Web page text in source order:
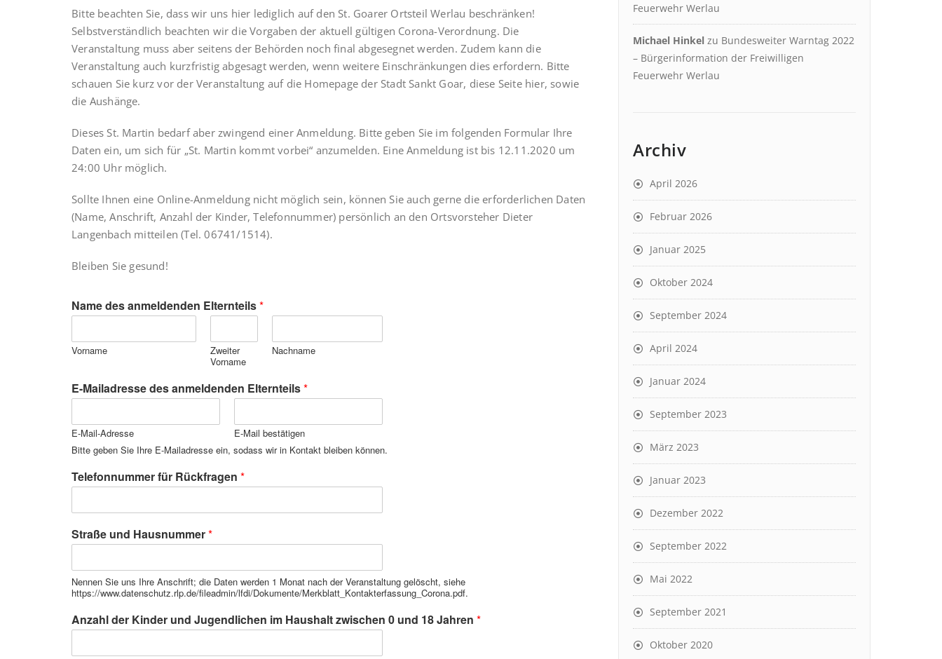
Bitte beachten Sie, dass wir uns hier lediglich auf den St. Goarer Ortsteil Werlau beschränken!
Selbstverständlich beachten wir die Vorgaben der aktuell gültigen Corona-Verordnung. Die
Veranstaltung muss aber seitens der Behörden noch final abgesegnet werden. Zudem kann die
Veranstaltung auch kurzfristig abgesagt werden, wenn weitere Einschränkungen dies erfordern. Bitte
schauen Sie kurz vor der Veranstaltung auf die Homepage der Stadt Sankt Goar, diese Seite hier, sowie
die Aushänge.
Dieses St. Martin bedarf aber zwingend einer Anmeldung. Bitte geben Sie im folgenden Formular Ihre
Daten ein, um sich für „St. Martin kommt vorbei“ anzumelden. Eine Anmeldung ist bis 12.11.2020 um
24:00 Uhr möglich.
Sollte Ihnen eine Online-Anmeldung nicht möglich sein, können Sie auch gerne die erforderlichen Daten
(Name, Anschrift, Anzahl der Kinder, Telefonnummer) persönlich an den Ortsvorsteher Dieter
Langenbach mitteilen (Tel. 06741/1514).
Bleiben Sie gesund!
Name des anmeldenden Elternteils*
Vorname
Zweiter
Vorname
Nachname
E-Mailadresse des anmeldenden Elternteils*
E-Mail-Adresse
E-Mail bestätigen
Bitte geben Sie Ihre E-Mailadresse ein, sodass wir in Kontakt bleiben können.
Telefonnummer für Rückfragen *
Straße und Hausnummer*
Nennen Sie uns Ihre Anschrift; die Daten werden 1 Monat nach der Veranstaltung gelöscht, siehe
https://www.datenschutz.rlp.de/fileadmin/lfdi/Dokumente/Merkblatt_Kontakterfassung_Corona.pdf.
Anzahl der Kinder und Jugendlichen im Haushalt zwischen 0 und 18 Jahren *
Feuerwehr Werlau
Michael Hinkel zu Bundesweiter Warntag 2022
– Bürgerinformation der Freiwilligen
Feuerwehr Werlau
Archiv
April 2026
Februar 2026
Januar 2025
Oktober 2024
September 2024
April 2024
Januar 2024
September 2023
März 2023
Januar 2023
Dezember 2022
September 2022
Mai 2022
September 2021
Oktober 2020